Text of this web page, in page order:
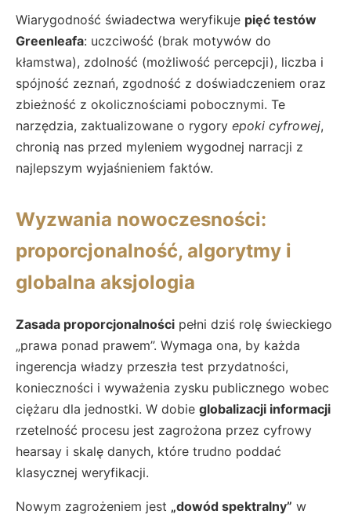
Wiarygodność świadectwa weryfikuje pięć testów
Greenleafa: uczciwość (brak motywów do
kłamstwa), zdolność (możliwość percepcji), liczba i
spójność zeznań, zgodność z doświadczeniem oraz
zbieżność z okolicznościami pobocznymi. Te
narzędzia, zaktualizowane o rygory epoki cyfrowej,
chronią nas przed myleniem wygodnej narracji z
najlepszym wyjaśnieniem faktów.
Wyzwania nowoczesności:
proporcjonalność, algorytmy i
globalna aksjologia
Zasada proporcjonalności pełni dziś rolę świeckiego
„prawa ponad prawem”. Wymaga ona, by każda
ingerencja władzy przeszła test przydatności,
konieczności i wyważenia zysku publicznego wobec
ciężaru dla jednostki. W dobie globalizacji informacji
rzetelność procesu jest zagrożona przez cyfrowy
hearsay i skalę danych, które trudno poddać
klasycznej weryfikacji.
Nowym zagrożeniem jest „dowód spektralny” w